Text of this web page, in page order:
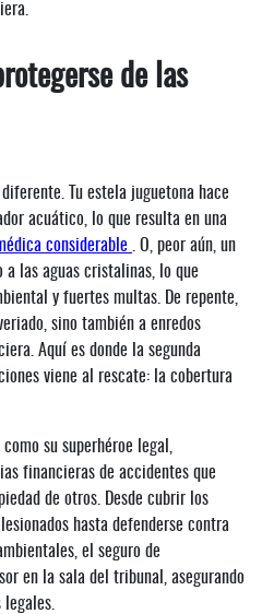
de las
Tu estela juguetona hace
acuático, lo que resulta en una
considerable
. O, peor aún, un
las aguas cristalinas, lo que
y fuertes multas. De repente,
sino también a enredos
Aquí es donde la segunda
viene al rescate: la cobertura
su superhéroe legal,
financieras de accidentes que
de otros. Desde cubrir los
hasta defenderse contra
el seguro de
en la sala del tribunal, asegurando